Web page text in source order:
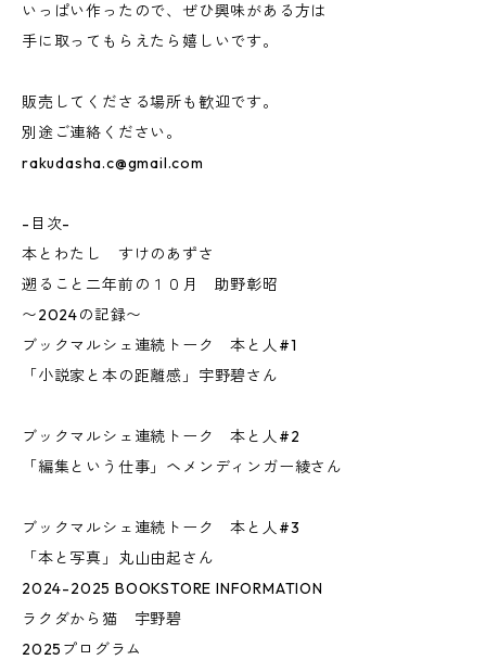
いっぱい作ったので、ぜひ興味がある方は
手に取ってもらえたら嬉しいです。
販売してくださる場所も歓迎です。
別途ご連絡ください。
rakudasha.c@gmail.com
-目次-
本とわたし すけのあずさ
遡ること二年前の１０月 助野彰昭
〜2024の記録〜
ブックマルシェ連続トーク 本と人#1
「小説家と本の距離感」宇野碧さん
ブックマルシェ連続トーク 本と人#2
「編集という仕事」ヘメンディンガー綾さん
ブックマルシェ連続トーク 本と人#3
「本と写真」丸山由起さん
2024-2025 BOOKSTORE INFORMATION
ラクダから猫 宇野碧
2025プログラム